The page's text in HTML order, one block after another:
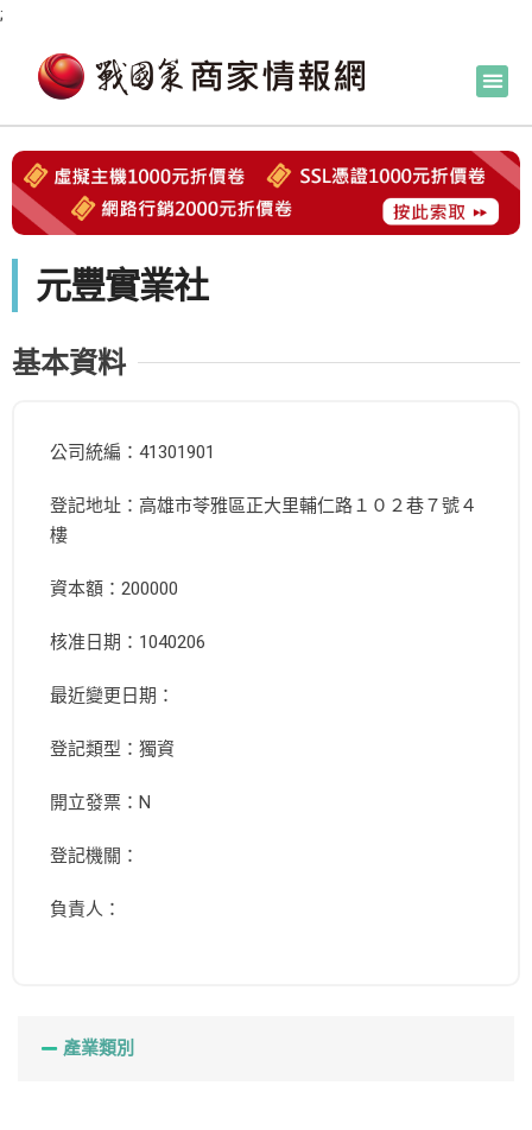
;
元豐實業社
基本資料
公司統編：41301901
登記地址：高雄市苓雅區正大里輔仁路１０２巷７號４
樓
資本額：200000
核准日期：1040206
最近變更日期：
登記類型：獨資
開立發票：N
登記機關：
負責人：
產業類別